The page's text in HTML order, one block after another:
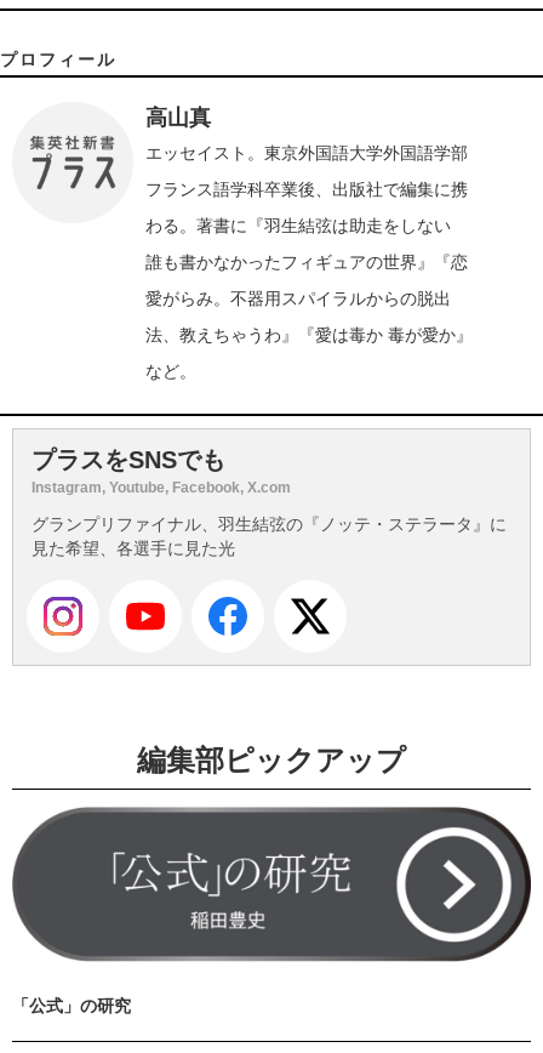
プロフィール
高山真
エッセイスト。東京外国語大学外国語学部
フランス語学科卒業後、出版社で編集に携
わる。著書に『羽生結弦は助走をしない
誰も書かなかったフィギュアの世界』『恋
愛がらみ。不器用スパイラルからの脱出
法、教えちゃうわ』『愛は毒か 毒が愛か』
など。
プラスをSNSでも
Instagram, Youtube, Facebook, X.com
グランプリファイナル、羽生結弦の『ノッテ・ステラータ』に
見た希望、各選手に見た光
編集部ピックアップ
「公式」の研究